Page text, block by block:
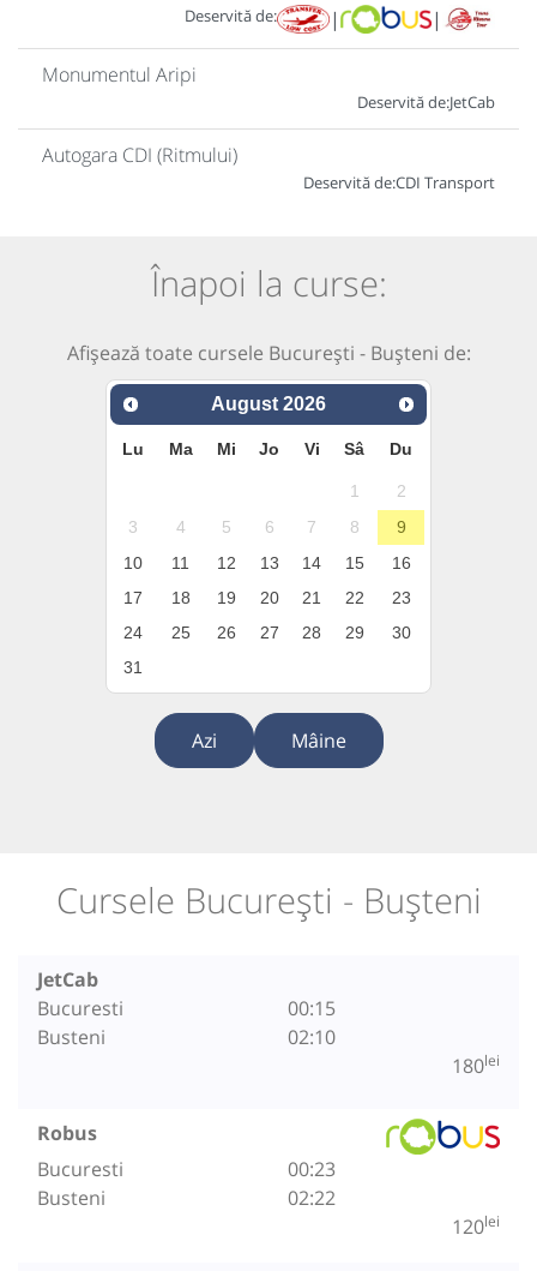
Deservită de: | |
Monumentul Aripi
Deservită de:JetCab
Autogara CDI (Ritmului)
Deservită de:CDI Transport
Înapoi la curse:
Afișează toate cursele București - Bușteni de:
August 2026
Lu Ma Mi Jo Vi Sâ Du
1
2
3
4 5 6 7 8
9
10
11 12 13 14 15
16
17
18 19 20 21 22
23
24
25 26 27 28 29
30
31
Azi Mâine
Cursele București - Bușteni
JetCab
Bucuresti
Busteni
00:15
02:10
180lei
Robus
Bucuresti
Busteni
00:23
02:22
120lei